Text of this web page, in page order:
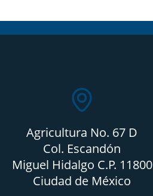
Agricultura No. 67 D
Col. Escandón
Miguel Hidalgo C.P. 11800
Ciudad de México